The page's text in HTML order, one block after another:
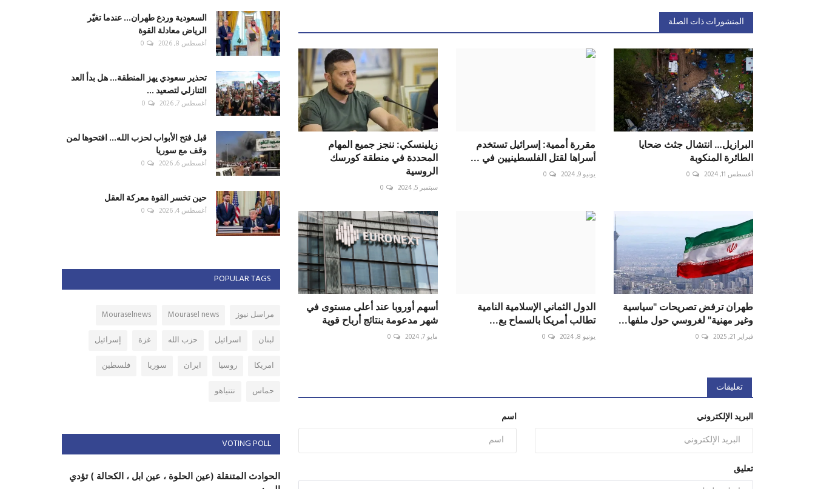
المنشورات ذات الصلة
البرازيل… انتشال جثث ضحايا
الطائرة المنكوبة
أغسطس 11, 2024 0
مقررة أممية: إسرائيل تستخدم
أسراها لقتل الفلسطينيين في ...
يونيو 9, 2024 0
زيلينسكي: ننجز جميع المهام
المحددة في منطقة كورسك
الروسية
سبتمبر 5, 2024 0
طهران ترفض تصريحات "سياسية
وغير مهنية" لغروسي حول ملفها...
فبراير 21, 2025 0
الدول الثماني الإسلامية النامية
تطالب أمريكا بالسماح بع...
يونيو 8, 2024 0
أسهم أوروبا عند أعلى مستوى في
شهر مدعومة بنتائج أرباح قوية
مايو 7, 2024 0
تعليقات
اسم البريد الإلكتروني
تعليق
السعودية وردع طهران... عندما تغيّر
الرياض معادلة القوة
أغسطس 8, 2026 0
تحذير سعودي يهز المنطقة... هل بدأ العد
التنازلي لتصعيد ...
أغسطس 7, 2026 0
قبل فتح الأبواب لحزب الله... افتحوها لمن
وقف مع سوريا
أغسطس 6, 2026 0
حين تخسر القوة معركة العقل
أغسطس 4, 2026 0
POPULAR TAGS
مراسل نيوز Mourasel news
Mouraselnews
لبنان
اسرائيل حزب الله غزة
إسرائيل
امريكا
روسيا ايران سوريا
فلسطين
حماس
نتنياهو
VOTING POLL
الحوادث المتنقلة (عين الحلوة ، عين ابل ، الكحالة ) تؤدي